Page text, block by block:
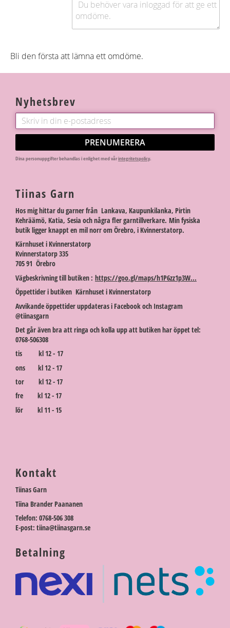
Bli den första att lämna ett omdöme.
Nyhetsbrev
PRENUMERERA
Dina personuppgifter behandlas i enlighet med vårintegritetspolicy.
Tiinas Garn
Hos mig hittar du garner från Lankava, Kaupunkilanka, Pirtin
Kehräämö, Katia, Sesia och några fler garntillverkare. Min fysiska
butik ligger knappt en mil norr om Örebro, i Kvinnerstatorp.
Kärnhuset i Kvinnerstatorp
Kvinnerstatorp 335
705 91 Örebro
Vägbeskrivning till butiken : https://goo.gl/maps/h1P6zz1p3W...
Öppettider i butiken Kärnhuset i Kvinnerstatorp
Avvikande öppettider uppdateras i Facebook och Instagram
@tiinasgarn
Det går även bra att ringa och kolla upp att butiken har öppet tel:
0768-506308
tis kl 12 - 17
ons kl 12 - 17
tor kl 12 - 17
fre kl 12 - 17
lör kl 11 - 15
Kontakt
Tiinas Garn
Tiina Brander Paananen
Telefon: 0768-506 308
E-post: tiina@tiinasgarn.se
Betalning